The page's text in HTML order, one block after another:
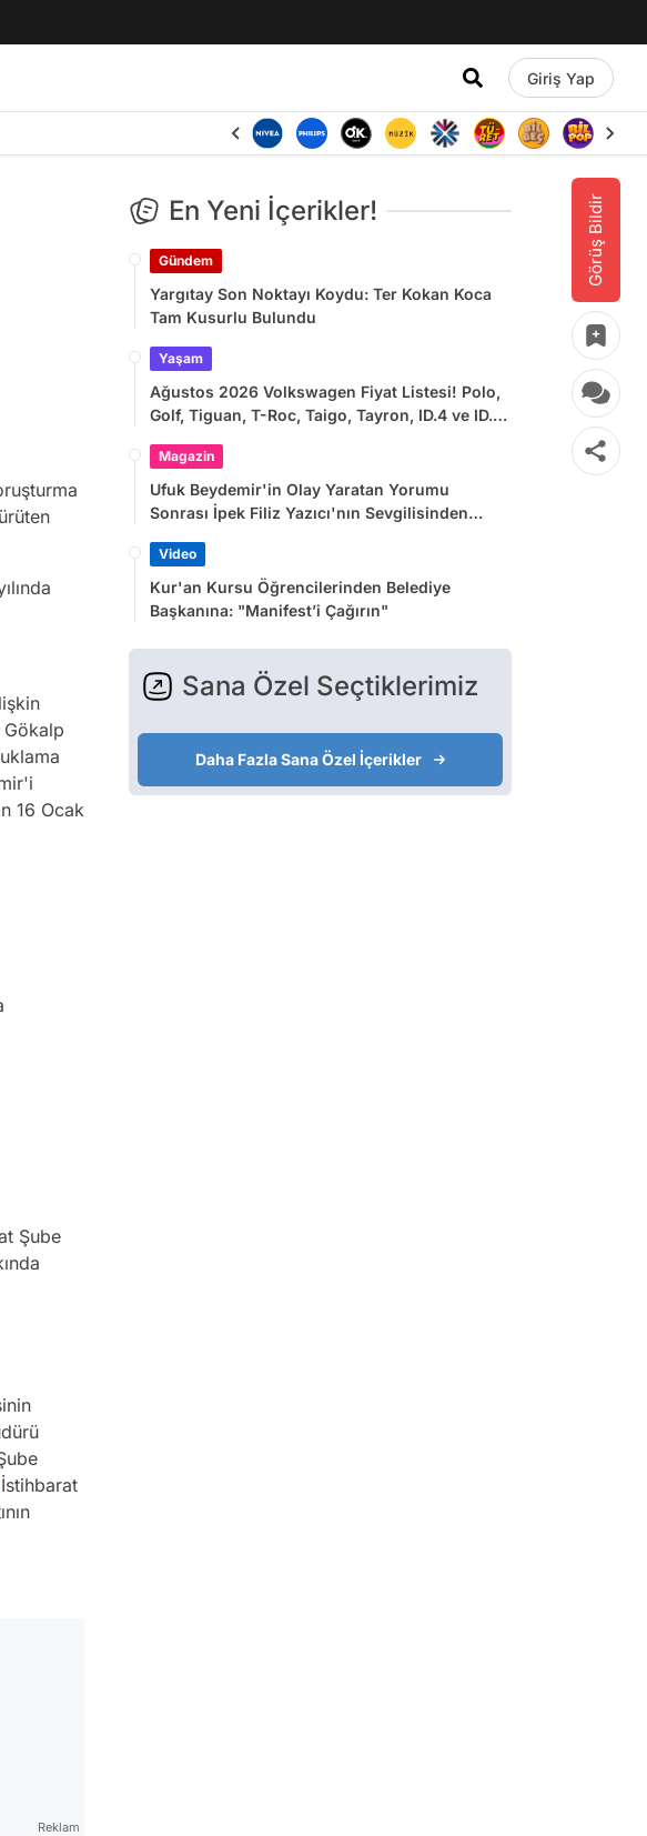
Giriş Yap
Görüş Bildir
16 Ocak
Şube
İstihbarat
Reklam
En Yeni İçerikler!
Gündem
Yargıtay Son Noktayı Koydu: Ter Kokan Koca
Tam Kusurlu Bulundu
Yaşam
Ağustos 2026 Volkswagen Fiyat Listesi! Polo,
Golf, Tiguan, T-Roc, Taigo, Tayron, ID.4 ve ID.7
Magazin
Ufuk Beydemir'in Olay Yaratan Yorumu
Sonrası İpek Filiz Yazıcı'nın Sevgilisinden
Video
Kur'an Kursu Öğrencilerinden Belediye
Başkanına: "Manifest’i Çağırın"
Sana Özel Seçtiklerimiz
Daha Fazla Sana Özel İçerikler